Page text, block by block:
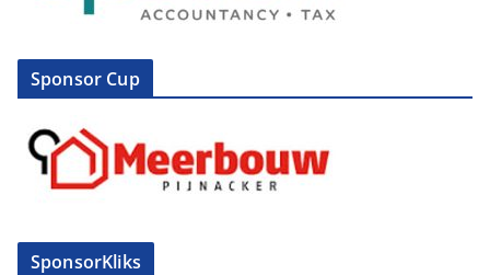
Sponsor Cup
SponsorKliks